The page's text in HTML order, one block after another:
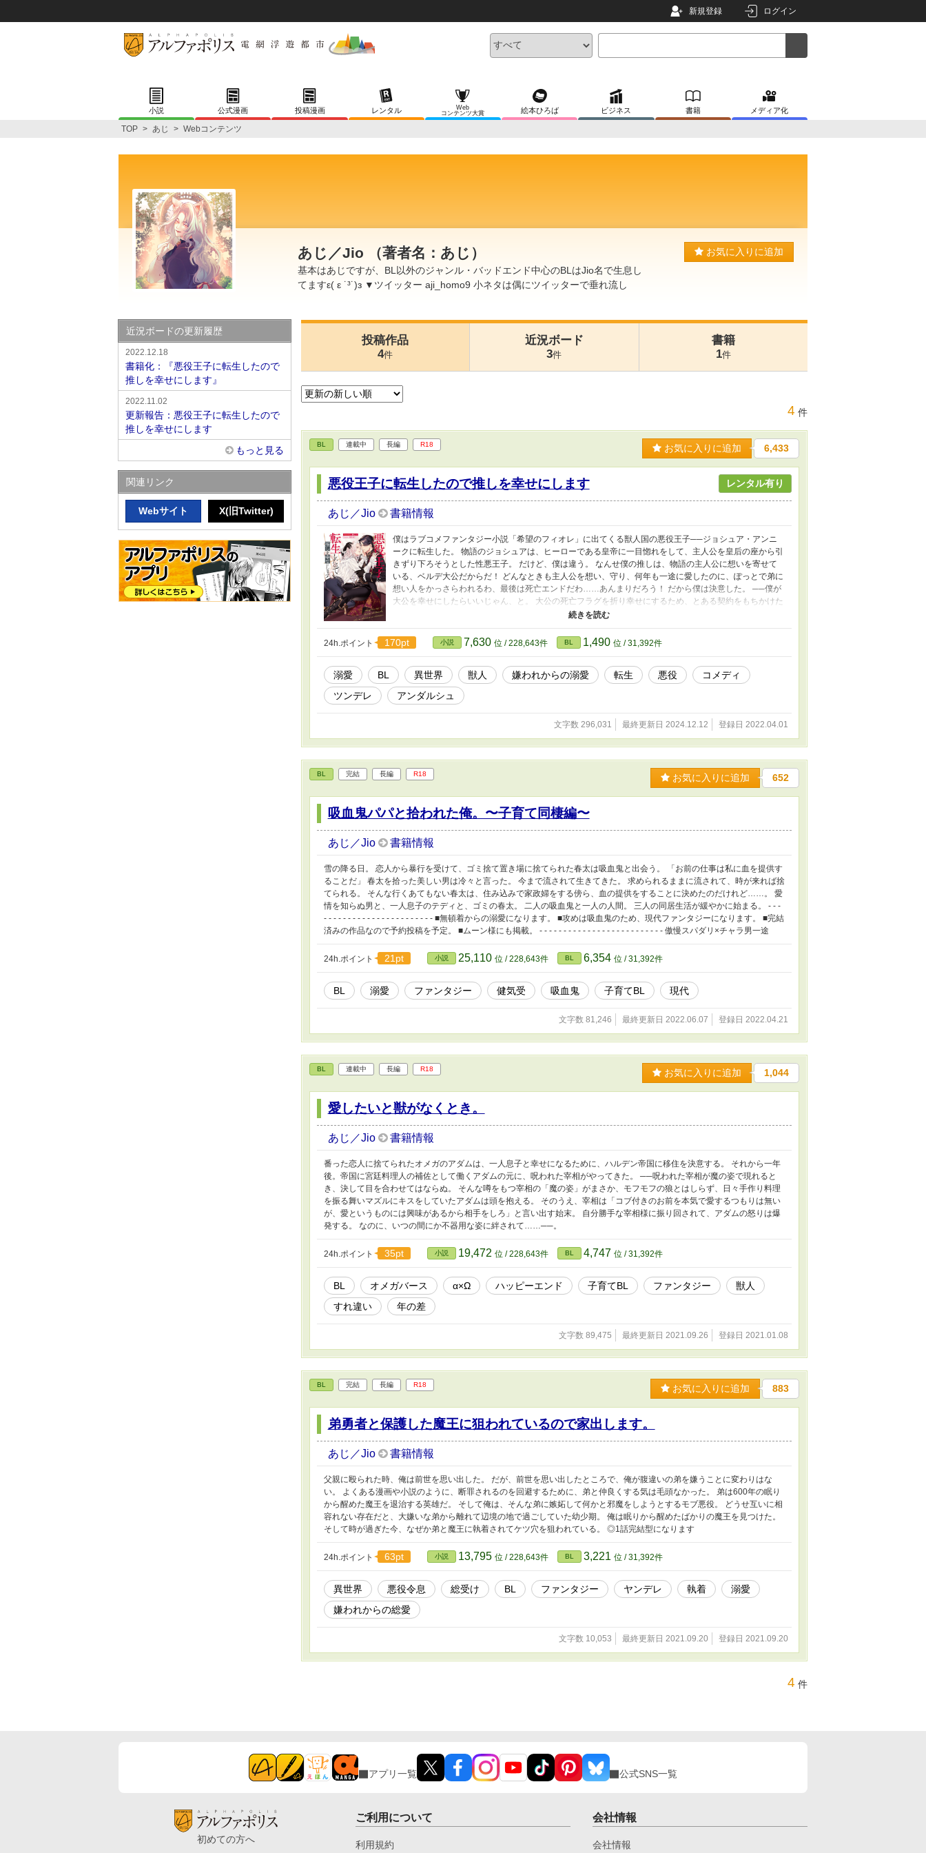
新規登録 ログイン
小説 公式漫画 投稿漫画 レンタル
Web
コンテンツ大賞
絵本ひろば ビジネス 書籍 メディア化
TOP > あじ > Webコンテンツ
あじ／Jio （著者名：あじ）
基本はあじですが、BL以外のジャンル・バッドエンド中心のBLはJio名で生息し
てますε( ε ˙³˙)з ▼ツイッター aji_homo9 小ネタは偶にツイッターで垂れ流し
お気に入りに追加
投稿作品
4件
近況ボード
3件
書籍
1件
4 件
BL 連載中 長編 R18 お気に入りに追加 6,433
悪役王子に転生したので推しを幸せにします レンタル有り
あじ／Jio 書籍情報
僕はラブコメファンタジー小説「希望のフィオレ」に出てくる獣人国の悪役王子──ジョシュア・アンニ
ークに転生した。 物語のジョシュアは、ヒーローである皇帝に一目惚れをして、主人公を皇后の座から引
きずり下ろそうとした性悪王子。 だけど、僕は違う。 なんせ僕の推しは、物語の主人公に想いを寄せて
いる、ベルデ大公だからだ！ どんなときも主人公を想い、守り、何年も一途に愛したのに、ぽっとで弟に
想い人をかっさらわれるわ、最後は死亡エンドだわ……あんまりだろう！ だから僕は決意した。 ──僕が
大公を幸せにしたらいいじゃん、と。 大公の死亡フラグを折り幸せにするため、とある契約をもちかけた
僕は、ある秘密を抱えて推し活に励むことになったのだけれど……。 ----------------------------- ツンデレ無愛
想攻めと、不遜な一途健気受けです。 最初の説明回のみはすれ違いや嫌われですが、 第３章からラブコ
メ・ギャグテイストな雰囲気になります。 前半 攻め←←←←←←←←受け 後半 攻め→→→→→→→→受
け みたいな感じで溺愛度たっぷりになる予定です。 また、異種族がいるため男性妊娠が可能な世界とな
24h.ポイント 170pt 小説 7,630 位 / 228,643件 BL 1,490 位 / 31,392件
溺愛 BL 異世界 獣人 嫌われからの溺愛 転生 悪役
コメディ
ツンデレ
アンダルシュ
文字数 296,031 最終更新日 2024.12.12 登録日 2022.04.01
BL 完結 長編 R18 お気に入りに追加 652
吸血鬼パパと拾われた俺。〜子育て同棲編〜
あじ／Jio 書籍情報
雪の降る日。 恋人から暴行を受けて、ゴミ捨て置き場に捨てられた春太は吸血鬼と出会う。 「お前の仕事は私に血を提供す
ることだ」 春太を拾った美しい男は冷々と言った。 今まで流されて生きてきた。 求められるままに流されて、時が来れば捨
てられる。 そんな行くあてもない春太は、住み込みで家政婦をする傍ら、血の提供をすることに決めたのだけれど……。 愛
情を知らぬ男と、一人息子のテディと、ゴミの春太。 二人の吸血鬼と一人の人間。 三人の同居生活が緩やかに始まる。 - - -
- - - - - - - - - - - - - - - - - - - - - - - ■無頓着からの溺愛になります。 ■攻めは吸血鬼のため、現代ファンタジーになります。 ■完結
済みの作品なので予約投稿を予定。 ■ムーン様にも掲載。 - - - - - - - - - - - - - - - - - - - - - - - - - - 傲慢スパダリ×チャラ男一途
24h.ポイント 21pt 小説 25,110 位 / 228,643件 BL 6,354 位 / 31,392件
BL 溺愛 ファンタジー 健気受 吸血鬼 子育てBL 現代
文字数 81,246 最終更新日 2022.06.07 登録日 2022.04.21
BL 連載中 長編 R18 お気に入りに追加 1,044
愛したいと獣がなくとき。
あじ／Jio 書籍情報
番った恋人に捨てられたオメガのアダムは、一人息子と幸せになるために、ハルデン帝国に移住を決意する。 それから一年
後。帝国に宮廷料理人の補佐として働くアダムの元に、呪われた宰相がやってきた。 ──呪われた宰相が魔の姿で現れると
き、決して目を合わせてはならぬ。 そんな噂をもつ宰相の「魔の姿」がまさか、モフモフの狼とはしらず、日々手作り料理
を振る舞いマズルにキスをしていたアダムは頭を抱える。 そのうえ、宰相は「コブ付きのお前を本気で愛するつもりは無い
が、愛というものには興味があるから相手をしろ」と言い出す始末。 自分勝手な宰相様に振り回されて、アダムの怒りは爆
発する。 なのに、いつの間にか不器用な姿に絆されて……──。
24h.ポイント 35pt 小説 19,472 位 / 228,643件 BL 4,747 位 / 31,392件
BL オメガバース α×Ω ハッピーエンド 子育てBL ファンタジー
獣人
すれ違い
年の差
文字数 89,475 最終更新日 2021.09.26 登録日 2021.01.08
BL 完結 長編 R18 お気に入りに追加 883
弟勇者と保護した魔王に狙われているので家出します。
あじ／Jio 書籍情報
父親に殴られた時、俺は前世を思い出した。 だが、前世を思い出したところで、俺が腹違いの弟を嫌うことに変わりはな
い。 よくある漫画や小説のように、断罪されるのを回避するために、弟と仲良くする気は毛頭なかった。 弟は600年の眠り
から醒めた魔王を退治する英雄だ。 そして俺は、そんな弟に嫉妬して何かと邪魔をしようとするモブ悪役。 どうせ互いに相
容れない存在だと、大嫌いな弟から離れて辺境の地で過ごしていた幼少期。 俺は眠りから醒めたばかりの魔王を見つけた。
そして時が過ぎた今、なぜか弟と魔王に執着されてケツ穴を狙われている。 ◎1話完結型になります
24h.ポイント 63pt 小説 13,795 位 / 228,643件 BL 3,221 位 / 31,392件
異世界 悪役令息 総受け BL ファンタジー ヤンデレ 執着
溺愛
嫌われからの総愛
文字数 10,053 最終更新日 2021.09.20 登録日 2021.09.20
4 件
近況ボードの更新履歴
2022.12.18
書籍化：『悪役王子に転生したので
推しを幸せにします』
2022.11.02
更新報告：悪役王子に転生したので
推しを幸せにします
もっと見る
関連リンク
Webサイト X(旧Twitter)
アプリ一覧 公式SNS一覧
初めての方へ
ご利用について
利用規約
会社情報
会社情報